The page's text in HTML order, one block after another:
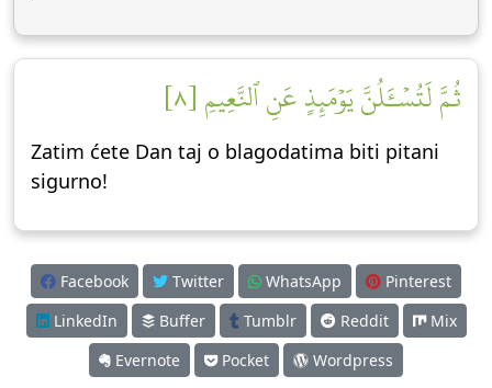
ثُمَّ لَتُسۡـَٔلُنَّ يَوۡمَئِذٍ عَنِ ٱلنَّعِيمِ [٨]
Zatim ćete Dan taj o blagodatima biti pitani
sigurno!
Facebook Twitter WhatsApp
Pinterest
LinkedIn
Buffer Tumblr Reddit
Mix
Evernote
Pocket Wordpress